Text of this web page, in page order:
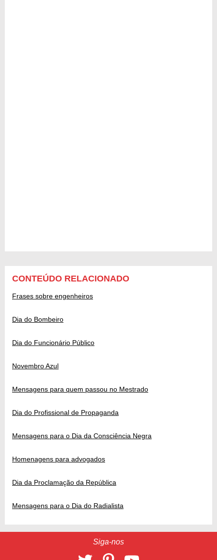
CONTEÚDO RELACIONADO
Frases sobre engenheiros
Dia do Bombeiro
Dia do Funcionário Público
Novembro Azul
Mensagens para quem passou no Mestrado
Dia do Profissional de Propaganda
Mensagens para o Dia da Consciência Negra
Homenagens para advogados
Dia da Proclamação da República
Mensagens para o Dia do Radialista
Siga-nos